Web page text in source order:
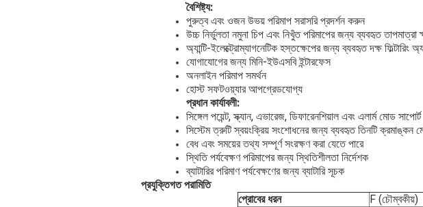
বৈশিষ্ট্য:
পুরুত্ব এবং ওজন উভয় পরিমাপ সরাসরি প্রদর্শন করুন
উচ্চ নির্ভুলতা নমুনা চিপ এবং নিখুঁত পরিমাপের জন্য ব্যবহৃত তাপমাত্রা
অ্যান্টি-ইলেক্ট্রোম্যাগনেটিক হস্তক্ষেপের জন্য ব্যবহৃত দক্ষ ফিল্টারিং
যোগাযোগের জন্য মিনি-ইউএসবি ইন্টারফেস
অনলাইন পরিমাপ সমর্থন
হোস্ট সফটওয়্যার আপগ্রেডযোগ্য
প্রধান কার্যাবলী:
সিঙ্গেল পয়েন্ট, স্ক্যান, এভারেজ, ডিফারেনশিয়াল এবং এলার্ম মোড সাপোর্ট
সিস্টেম ত্রুটি স্বয়ংক্রিয় সংশোধনের জন্য ব্যবহৃত তিনটি ক্রমাঙ্কন
বেধ এবং সময়ের তথ্য সম্পূর্ণ সংরক্ষণ করা যেতে পারে
স্থিতি পর্যবেক্ষণ পরিমাপের জন্য স্থিতিশীলতা নির্দেশক
ব্যাটারির পরিমাণ পর্যবেক্ষণের জন্য ব্যাটারি সূচক
প্রযুক্তিগত পরামিতি
প্রোবের ধরন
F (চৌম্বকীয়)